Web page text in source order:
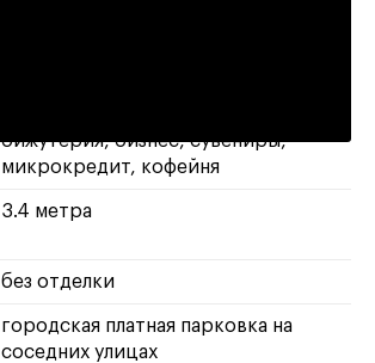
бижутерия бизнес сувениры
микрокредит
кофейня
3.4 метра
без отделки
городская платная парковка на
соседних улицах